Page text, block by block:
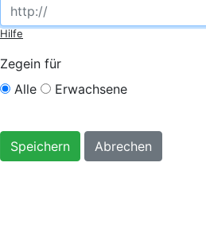
Hilfe
Zegein für
Alle
Erwachsene
Speichern Abrechen